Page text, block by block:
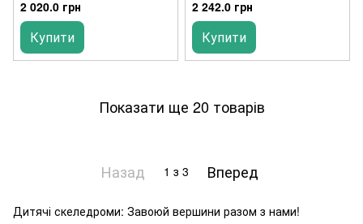
2 020.0 грн
Купити
2 242.0 грн
Купити
Показати ще 20 товарів
Назад 1 з 3 Вперед
Дитячі скеледроми: Завоюй вершини разом з нами!